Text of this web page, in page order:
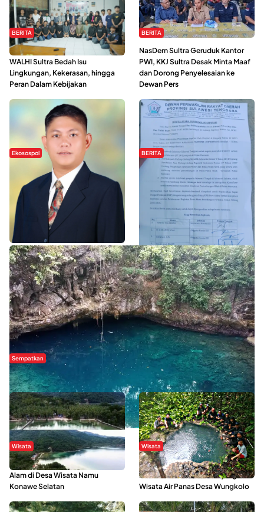
BERITA
Refleksi Gerakan Perempuan,
WALHI Sultra Bedah Isu
Lingkungan, Kekerasan, hingga
Peran Dalam Kebijakan
BERITA
NasDem Sultra Geruduk Kantor
PWI, KKJ Sultra Desak Minta Maaf
dan Dorong Penyelesaian ke
Dewan Pers
Ekosospol
Slogan Pemberdayaan Lokal
Dinilai Hanya Pemanis, Tokoh
Pemuda Wilalang Kritik Dominasi
Orang Luar
BERITA
Hipmawani Bersama DPRD Sultra
Sepakati RDP Perihal IUP
Pertambangan di Pulau Wawonii
WISATA SULTRA >>
Sempatkan
Danau Rebi-Rebi, Pesona Alam Tersembunyi di Morowali
Wisata
Menikmati Suasana Keindahan
Alam di Desa Wisata Namu
Konawe Selatan
Wisata
Sering Menjadi Tempat Refreshing
Mahasiswa KKN, Yuk Kunjungi
Wisata Air Panas Desa Wungkolo